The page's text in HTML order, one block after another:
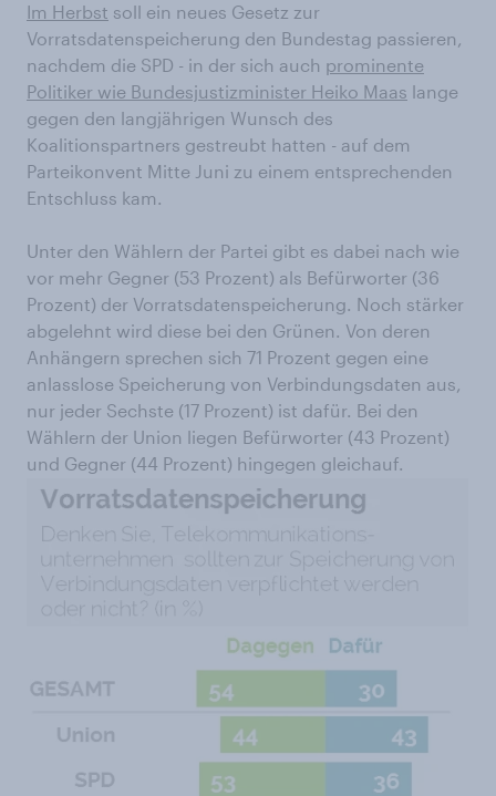
Im Herbst soll ein neues Gesetz zur
Vorratsdatenspeicherung den Bundestag passieren,
nachdem die SPD - in der sich auch prominente
Politiker wie Bundesjustizminister Heiko Maas lange
gegen den langjährigen Wunsch des
Koalitionspartners gestreubt hatten - auf dem
Parteikonvent Mitte Juni zu einem entsprechenden
Entschluss kam.
Unter den Wählern der Partei gibt es dabei nach wie
vor mehr Gegner (53 Prozent) als Befürworter (36
Prozent) der Vorratsdatenspeicherung. Noch stärker
abgelehnt wird diese bei den Grünen. Von deren
Anhängern sprechen sich 71 Prozent gegen eine
anlasslose Speicherung von Verbindungsdaten aus,
nur jeder Sechste (17 Prozent) ist dafür. Bei den
Wählern der Union liegen Befürworter (43 Prozent)
und Gegner (44 Prozent) hingegen gleichauf.